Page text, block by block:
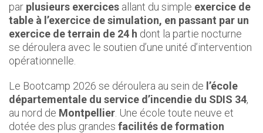
par plusieurs exercices allant du simple exercice de
table à l’exercice de simulation, en passant par un
exercice de terrain de 24 h dont la partie nocturne
se déroulera avec le soutien d’une unité d’intervention
opérationnelle.
Le Bootcamp 2026 se déroulera au sein de l’école
départementale du service d’incendie du SDIS 34,
au nord de Montpellier . Une école toute neuve et
dotée des plus grandes facilités de formation